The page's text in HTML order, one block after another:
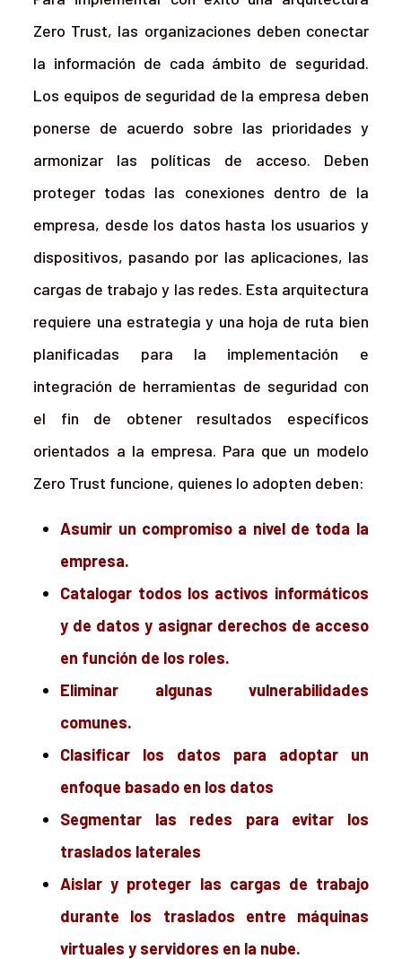
Zero Trust, las organizaciones deben conectar
la información de cada ámbito de seguridad.
Los equipos de seguridad de la empresa deben
ponerse de acuerdo sobre las prioridades y
armonizar las políticas de acceso. Deben
proteger todas las conexiones dentro de la
empresa, desde los datos hasta los usuarios y
dispositivos, pasando por las aplicaciones, las
cargas de trabajo y las redes. Esta arquitectura
requiere una estrategia y una hoja de ruta bien
planificadas para la implementación e
integración de herramientas de seguridad con
el fin de obtener resultados específicos
orientados a la empresa. Para que un modelo
Zero Trust funcione, quienes lo adopten deben:
Asumir un compromiso a nivel de toda la
empresa.
Catalogar todos los activos informáticos
y de datos y asignar derechos de acceso
en función de los roles.
Eliminar algunas vulnerabilidades
comunes.
Clasificar los datos para adoptar un
enfoque basado en los datos
Segmentar las redes para evitar los
traslados laterales
Aislar y proteger las cargas de trabajo
durante los traslados entre máquinas
virtuales y servidores en la nube.